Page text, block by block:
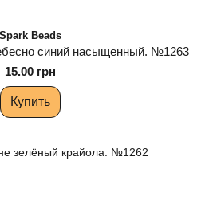
Spark Beads
синий насыщенный. №1263
15.00 грн
Купить